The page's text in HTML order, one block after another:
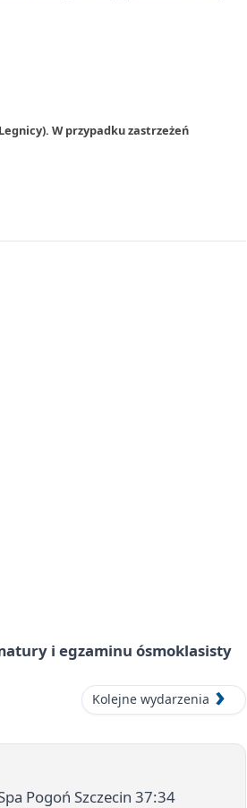
W przypadku zastrzeżeń
i egzaminu ósmoklasisty
Kolejne wydarzenia
Pogoń Szczecin 37:34